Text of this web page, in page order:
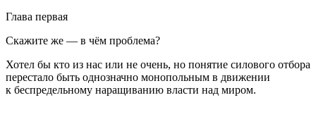
Глава первая
Скажите же — в чём проблема?
Хотел бы кто из нас или не очень, но понятие силового отбора
перестало быть однозначно монопольным в движении
к беспредельному наращиванию власти над миром.